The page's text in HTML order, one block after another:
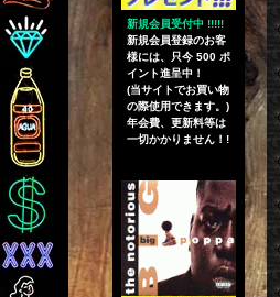
新規会員受付中 !!!!!
新規会員登録のお客
様には、只今 500 ポ
イント進呈中！
(当サイトでお買い物
の際使用できます。)
年会費、更新料等は
一切かかりません！!